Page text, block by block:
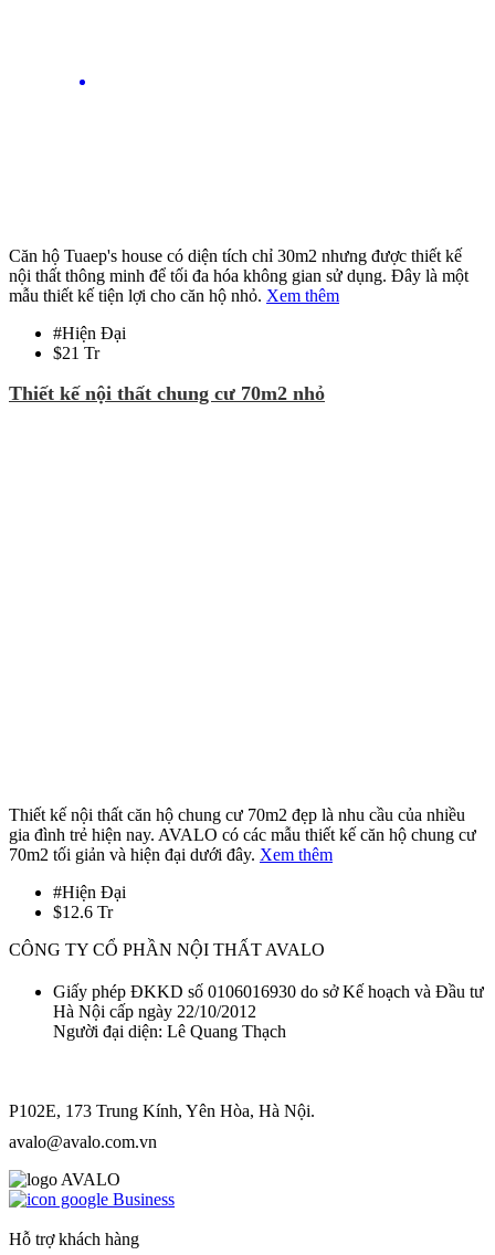
Căn hộ Tuaep's house có diện tích chỉ 30m2 nhưng được thiết kế
nội thất thông minh để tối đa hóa không gian sử dụng. Đây là một
mẫu thiết kế tiện lợi cho căn hộ nhỏ. Xem thêm
#Hiện Đại
$21 Tr
Thiết kế nội thất chung cư 70m2 nhỏ
Thiết kế nội thất căn hộ chung cư 70m2 đẹp là nhu cầu của nhiều
gia đình trẻ hiện nay. AVALO có các mẫu thiết kế căn hộ chung cư
70m2 tối giản và hiện đại dưới đây. Xem thêm
#Hiện Đại
$12.6 Tr
CÔNG TY CỔ PHẦN NỘI THẤT AVALO
Giấy phép ĐKKD số 0106016930 do sở Kế hoạch và Đầu tư
Hà Nội cấp ngày 22/10/2012
Người đại diện: Lê Quang Thạch
P102E, 173 Trung Kính, Yên Hòa, Hà Nội.
avalo@avalo.com.vn
Hỗ trợ khách hàng